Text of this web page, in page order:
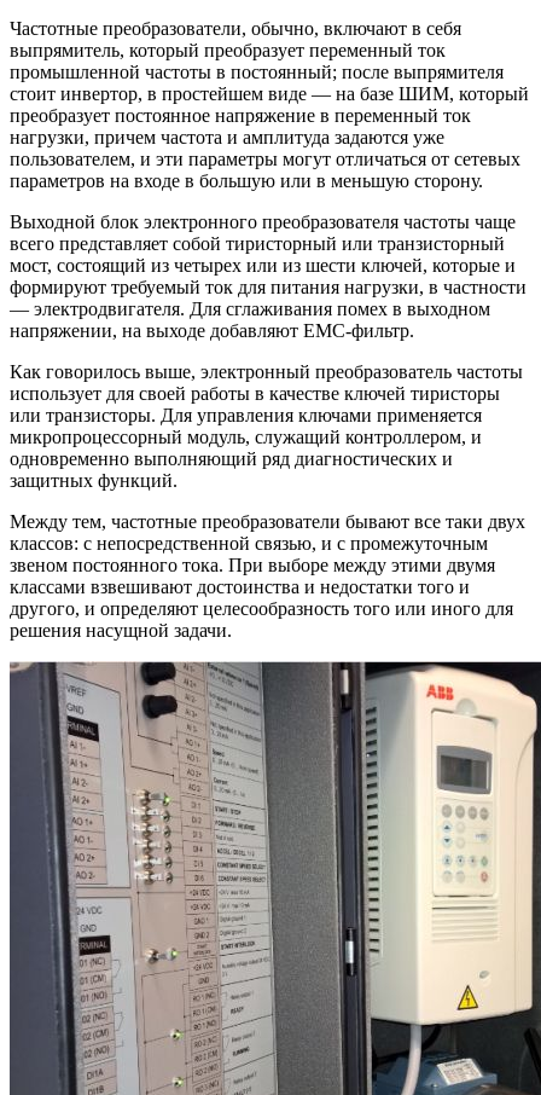
Частотные преобразователи, обычно, включают в себя
выпрямитель, который преобразует переменный ток
промышленной частоты в постоянный; после выпрямителя
стоит инвертор, в простейшем виде — на базе ШИМ, который
преобразует постоянное напряжение в переменный ток
нагрузки, причем частота и амплитуда задаются уже
пользователем, и эти параметры могут отличаться от сетевых
параметров на входе в большую или в меньшую сторону.
Выходной блок электронного преобразователя частоты чаще
всего представляет собой тиристорный или транзисторный
мост, состоящий из четырех или из шести ключей, которые и
формируют требуемый ток для питания нагрузки, в частности
— электродвигателя. Для сглаживания помех в выходном
напряжении, на выходе добавляют EMC-фильтр.
Как говорилось выше, электронный преобразователь частоты
использует для своей работы в качестве ключей тиристоры
или транзисторы. Для управления ключами применяется
микропроцессорный модуль, служащий контроллером, и
одновременно выполняющий ряд диагностических и
защитных функций.
Между тем, частотные преобразователи бывают все таки двух
классов: с непосредственной связью, и с промежуточным
звеном постоянного тока. При выборе между этими двумя
классами взвешивают достоинства и недостатки того и
другого, и определяют целесообразность того или иного для
решения насущной задачи.